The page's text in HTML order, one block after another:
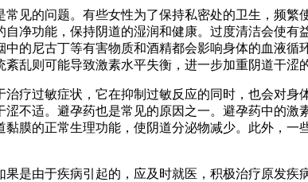
见的问题。有些女性为了保持私密处的卫生，频
净功能，保持阴道的湿润和健康。过度清洁会使
的尼古丁等有害物质和酒精都会影响身体的血液
乱则可能导致激素水平失衡，进一步加重阴道干涩
疗过敏症状，它在抑制过敏反应的同时，也会对
不适。避孕药也是常见的原因之一。避孕药中的
膜的正常生理功能，使阴道分泌物减少。此外，
是由于疾病引起的，应及时就医，积极治疗原发